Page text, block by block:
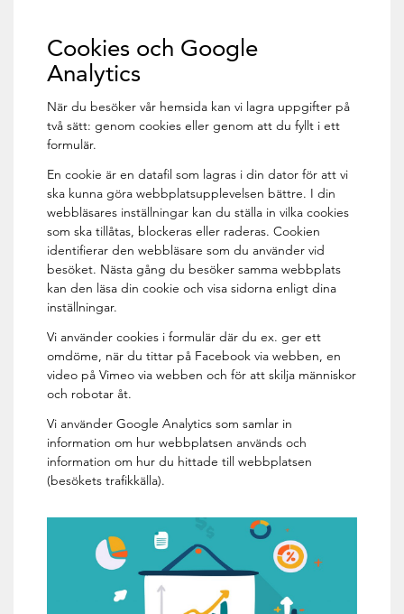
Cookies och Google
Analytics
När du besöker vår hemsida kan vi lagra uppgifter på
två sätt: genom cookies eller genom att du fyllt i ett
formulär.
En cookie är en datafil som lagras i din dator för att vi
ska kunna göra webbplatsupplevelsen bättre. I din
webbläsares inställningar kan du ställa in vilka cookies
som ska tillåtas, blockeras eller raderas. Cookien
identifierar den webbläsare som du använder vid
besöket. Nästa gång du besöker samma webbplats
kan den läsa din cookie och visa sidorna enligt dina
inställningar.
Vi använder cookies i formulär där du ex. ger ett
omdöme, när du tittar på Facebook via webben, en
video på Vimeo via webben och för att skilja människor
och robotar åt.
Vi använder Google Analytics som samlar in
information om hur webbplatsen används och
information om hur du hittade till webbplatsen
(besökets trafikkälla).